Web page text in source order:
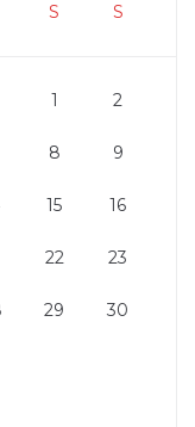
S S
1 2
8 9
15 16
22 23
29 30